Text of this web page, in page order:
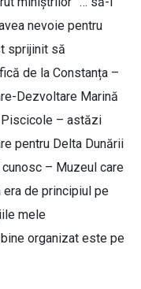
nevoie pentru
sprijinit să
de la Constanța –
Dezvoltare Marină
Piscicole – astăzi
pentru Delta Dunării
– Muzeul care
de principiul pe
mele
organizat este pe